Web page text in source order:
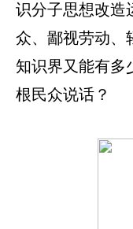
识分子思想改造
众、鄙视劳动、
知识界又能有多
根民众说话？